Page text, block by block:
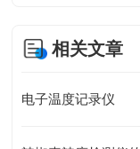
相关文章
电子温度记录仪